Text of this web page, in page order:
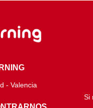
- Valencia
Si